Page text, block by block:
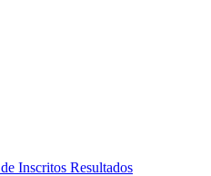
Inscritos Resultados